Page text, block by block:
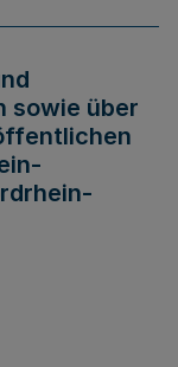
sowie über